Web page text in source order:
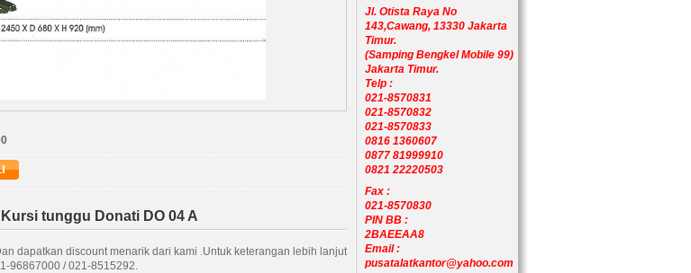
tunggu Donati DO 04 A
dapatkan discount menarik dari kami .Untuk keterangan lebih lanjut
96867000 / 021-8515292.
Jl. Otista Raya No
143,Cawang, 13330 Jakarta
Timur.
(Samping Bengkel Mobile 99)
Jakarta Timur.
Telp :
021-8570831
021-8570832
021-8570833
0816 1360607
0877 81999910
0821 22220503
Fax :
021-8570830
PIN BB :
2BAEEAA8
Email :
pusatalatkantor@yahoo.com